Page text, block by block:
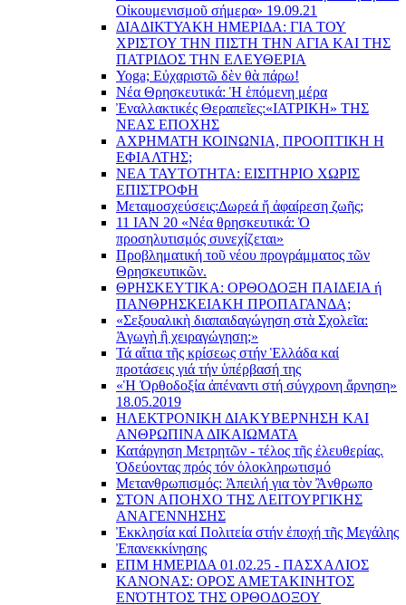
Οἰκουμενισμοῦ σήμερα» 19.09.21
ΔΙΑΔΙΚΤΥΑΚΗ ΗΜΕΡΙΔΑ: ΓΙΑ ΤΟΥ
ΧΡΙΣΤΟΥ ΤΗΝ ΠΙΣΤΗ ΤΗΝ ΑΓΙΑ ΚΑΙ ΤΗΣ
ΠΑΤΡΙΔΟΣ ΤΗΝ ΕΛΕΥΘΕΡΙΑ
Yoga; Εὐχαριστῶ δὲν θὰ πάρω!
Νέα Θρησκευτικά: Ἡ ἑπόμενη μέρα
Ἐναλλακτικές Θεραπεῖες:«ΙΑΤΡΙΚΗ» ΤΗΣ
ΝΕΑΣ ΕΠΟΧΗΣ
ΑΧΡΗΜΑΤΗ ΚΟΙΝΩΝΙΑ, ΠΡΟΟΠΤΙΚΗ Η
ΕΦΙΑΛΤΗΣ;
ΝΕΑ ΤΑΥΤΟΤΗΤΑ: ΕΙΣΙΤΗΡΙΟ ΧΩΡΙΣ
ΕΠΙΣΤΡΟΦΗ
Μεταμοσχεύσεις:Δωρεά ἤ ἀφαίρεση ζωῆς;
11 ΙΑΝ 20 «Νέα θρησκευτικά: Ὁ
προσηλυτισμός συνεχίζεται»
Προβληματική τοῦ νέου προγράμματος τῶν
Θρησκευτικῶν.
ΘΡΗΣΚΕΥΤΙΚΑ: ΟΡΘΟΔΟΞΗ ΠΑΙΔΕΙΑ ή
ΠΑΝΘΡΗΣΚΕΙΑΚΗ ΠΡΟΠΑΓΑΝΔΑ;
«Σεξουαλικὴ διαπαιδαγώγηση στὰ Σχολεῖα:
Ἀγωγὴ ἢ χειραγώγηση;»
Τά αἴτια τῆς κρίσεως στήν Ἑλλάδα καί
προτάσεις γιά τήν ὑπέρβασή της
«Ἡ Ὀρθοδοξία ἀπέναντι στή σύγχρονη ἄρνηση»
18.05.2019
ΗΛΕΚΤΡΟΝΙΚΗ ΔΙΑΚΥΒΕΡΝΗΣΗ ΚΑΙ
ΑΝΘΡΩΠΙΝΑ ΔΙΚΑΙΩΜΑΤΑ
Κατάργηση Μετρητῶν - τέλος τῆς ἐλευθερίας.
Ὁδεύοντας πρός τόν ὁλοκληρωτισμό
Μετανθρωπισμός: Ἀπειλή για τὸν Ἂνθρωπο
ΣΤΟΝ ΑΠΟΗΧΟ ΤΗΣ ΛΕΙΤΟΥΡΓΙΚΗΣ
ΑΝΑΓΕΝΝΗΣΗΣ
Ἐκκλησία καί Πολιτεία στήν ἐποχή τῆς Μεγάλης
Ἐπανεκκίνησης
ΕΠΜ ΗΜΕΡΙΔΑ 01.02.25 - ΠΑΣΧΑΛΙΟΣ
ΚΑΝΟΝΑΣ: ΟΡΟΣ ΑΜΕΤΑΚΙΝΗΤΟΣ
ΕΝΌΤΗΤΟΣ ΤΗΣ ΟΡΘΟΔΟΞΟΥ